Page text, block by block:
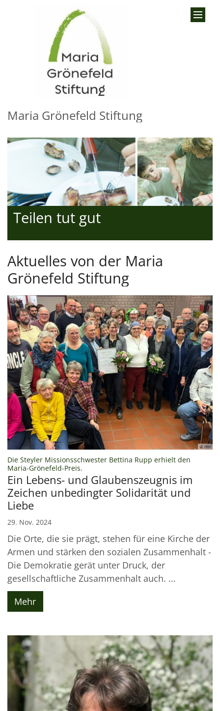
Zum Inhalt springen
Maria Grönefeld Stiftung
Teilen tut gut
Aktuelles von der Maria
Grönefeld Stiftung
© thh
Die Steyler Missionsschwester Bettina Rupp erhielt den
Maria-Grönefeld-Preis.
Ein Lebens- und Glaubenszeugnis im
Zeichen unbedingter Solidarität und
Liebe
29. Nov. 2024
Die Orte, die sie prägt, stehen für eine Kirche der
Armen und stärken den sozialen Zusammenhalt -
Die Demokratie gerät unter Druck, der
gesellschaftliche Zusammenhalt auch. ...
Mehr